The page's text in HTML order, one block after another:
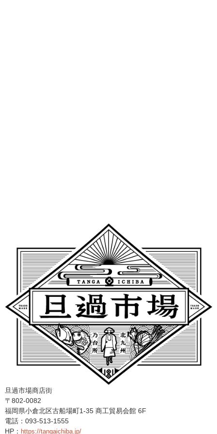
旦過市場商店街
〒802-0082
福岡県小倉北区古船場町1-35 商工貿易会館 6F
電話：093-513-1555
HP：
https://tangaichiba.jp/